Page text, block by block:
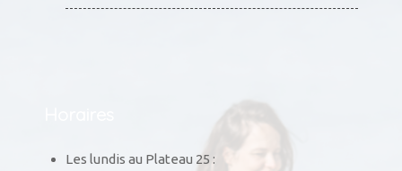
Les lundis au Plateau 25 :